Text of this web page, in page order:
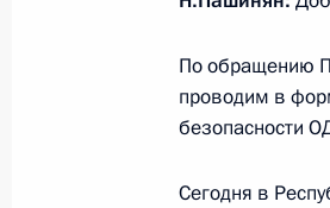
Телефонные
Лукашенко и
По обращению
проводим в
безопасности
Сегодня в